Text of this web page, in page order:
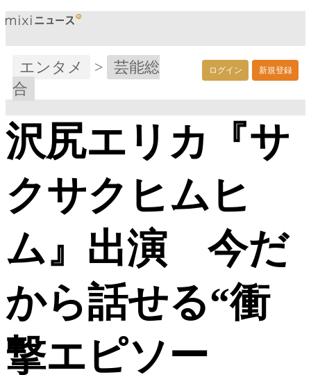
ログイン 新規登録
エンタメ >
芸能総
合
沢尻エリカ『サ
クサクヒムヒ
ム』出演 今だ
から話せる“衝
撃エピソー